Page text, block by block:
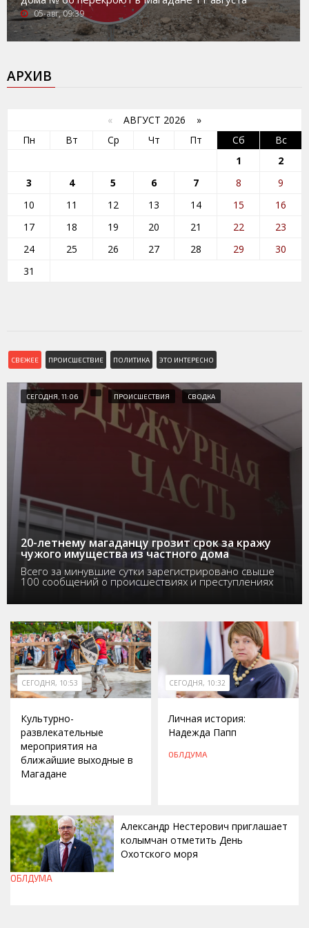
05-авг, 09:39
АРХИВ
« АВГУСТ 2026 »
Пн
Вт Ср Чт Пт Сб
Вс
1
2
3
4 5 6 7 8
9
10
11 12 13 14 15
16
17
18 19 20 21 22
23
24
25 26 27 28 29
30
31
СВЕЖЕЕ ПРОИСШЕСТВИЕ ПОЛИТИКА ЭТО ИНТЕРЕСНО
СЕГОДНЯ, 11:06 ПРОИСШЕСТВИЯ СВОДКА
20-летнему магаданцу грозит срок за кражу
чужого имущества из частного дома
Всего за минувшие сутки зарегистрировано свыше
100 сообщений о происшествиях и преступлениях
СЕГОДНЯ, 10:53
Культурно-
развлекательные
мероприятия на
ближайшие выходные в
Магадане
СЕГОДНЯ, 10:32
Личная история:
Надежда Папп
ОБЛДУМА
Александр Нестерович приглашает
колымчан отметить День
Охотского моря
ОБЛДУМА